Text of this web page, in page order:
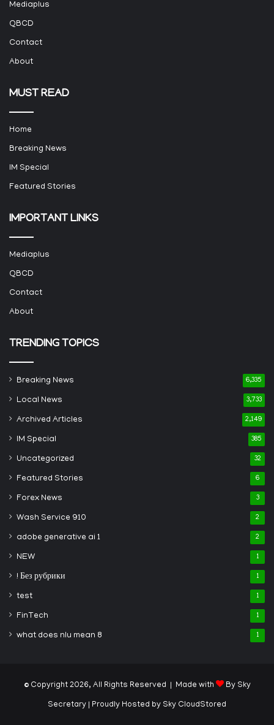
Mediaplus
QBCD
Contact
About
MUST READ
Home
Breaking News
IM Special
Featured Stories
IMPORTANT LINKS
Mediaplus
QBCD
Contact
About
TRENDING TOPICS
Breaking News 6,335
Local News 3,733
Archived Articles 2,149
IM Special 385
Uncategorized 32
Featured Stories 6
Forex News 3
Wash Service 910 2
adobe generative ai 1 2
NEW 1
! Без рубрики 1
test 1
FinTech 1
what does nlu mean 8 1
© Copyright 2026, All Rights Reserved | Made with By Sky
Secretary | Proudly Hosted by Sky CloudStored